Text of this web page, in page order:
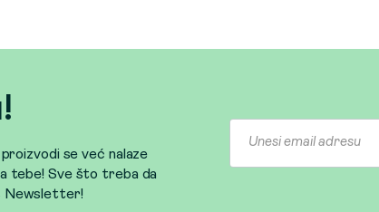
se već nalaze
tebe! Sve što treba da
Newsletter!